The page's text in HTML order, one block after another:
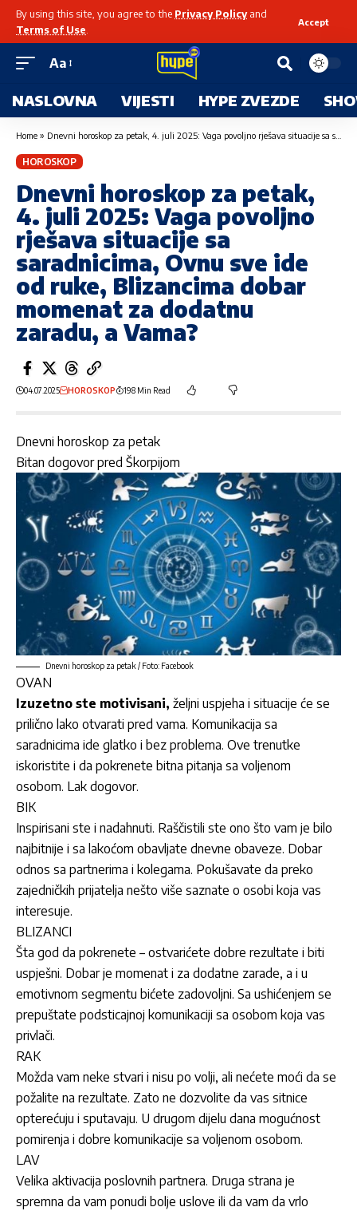
By using this site, you agree to the Privacy Policyand
Terms of Use
Accept
Aa
NASLOVNA VIJESTI HYPE ZVEZDE
Home » Dnevni horoskop za petak, 4. juli 2025: Vaga povoljno rješava situacije sa saradnicima, Ovnu sve ide od ruke, Blizancima dobar momenat za dodatnu zaradu, a Vama?
HOROSKOP
Dnevni horoskop za petak,
4. juli 2025: Vaga povoljno
rješava situacije sa
saradnicima, Ovnu sve ide
od ruke, Blizancima dobar
momenat za dodatnu
zaradu, a Vama?
04.07.2025 HOROSKOP 198 Min Read
Dnevni horoskop za petak
Bitan dogovor pred Škorpijom
Dnevni horoskop za petak / Foto: Facebook
OVAN
Izuzetno ste motivisani, željni uspjeha i situacije će se
prilično lako otvarati pred vama. Komunikacija sa
saradnicima ide glatko i bez problema. Ove trenutke
iskoristite i da pokrenete bitna pitanja sa voljenom
osobom. Lak dogovor.
BIK
Inspirisani ste i nadahnuti. Raščistili ste ono što vam je bilo
najbitnije i sa lakoćom obavljate dnevne obaveze. Dobar
odnos sa partnerima i kolegama. Pokušavate da preko
zajedničkih prijatelja nešto više saznate o osobi koja vas
interesuje.
BLIZANCI
Šta god da pokrenete – ostvarićete dobre rezultate i biti
uspješni. Dobar je momenat i za dodatne zarade, a i u
emotivnom segmentu bićete zadovoljni. Sa ushićenjem se
prepuštate podsticajnoj komunikaciji sa osobom koja vas
privlači.
RAK
Možda vam neke stvari i nisu po volji, ali nećete moći da se
požalite na rezultate. Zato ne dozvolite da vas sitnice
opterećuju i sputavaju. U drugom dijelu dana mogućnost
pomirenja i dobre komunikacije sa voljenom osobom.
LAV
Velika aktivacija poslovnih partnera. Druga strana je
spremna da vam ponudi bolje uslove ili da vam da vrlo